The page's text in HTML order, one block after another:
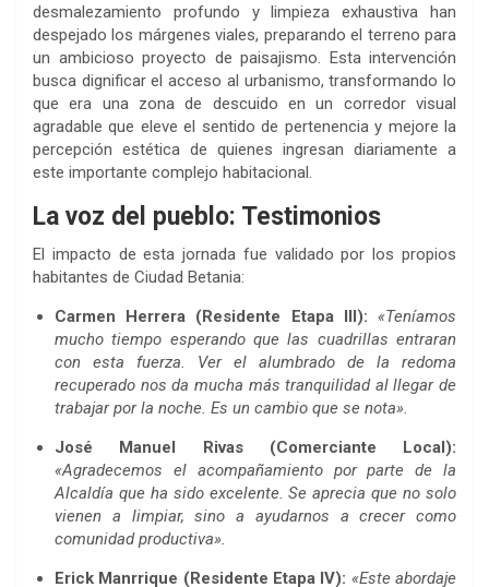
desmalezamiento profundo y limpieza exhaustiva han
despejado los márgenes viales, preparando el terreno para
un ambicioso proyecto de paisajismo. Esta intervención
busca dignificar el acceso al urbanismo, transformando lo
que era una zona de descuido en un corredor visual
agradable que eleve el sentido de pertenencia y mejore la
percepción estética de quienes ingresan diariamente a
este importante complejo habitacional.
La voz del pueblo: Testimonios
El impacto de esta jornada fue validado por los propios
habitantes de Ciudad Betania:
Carmen Herrera (Residente Etapa III): «Teníamos
mucho tiempo esperando que las cuadrillas entraran
con esta fuerza. Ver el alumbrado de la redoma
recuperado nos da mucha más tranquilidad al llegar de
trabajar por la noche. Es un cambio que se nota».
José Manuel Rivas (Comerciante Local):
«Agradecemos el acompañamiento por parte de la
Alcaldía que ha sido excelente. Se aprecia que no solo
vienen a limpiar, sino a ayudarnos a crecer como
comunidad productiva».
Erick Manrrique (Residente Etapa IV): «Este abordaje